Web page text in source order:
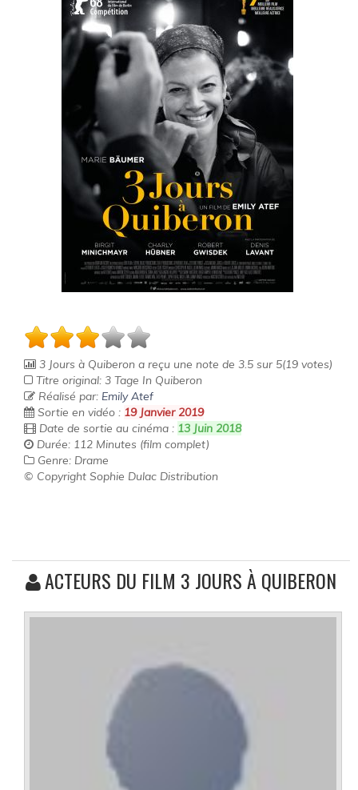
3 Jours à Quiberon a reçu une note de 3.5 sur 5(19 votes)
Titre original: 3 Tage In Quiberon
Réalisé par: Emily Atef
Sortie en vidéo : 19 Janvier 2019
Date de sortie au cinéma : 13 Juin 2018
Durée: 112 Minutes (film complet)
Genre: Drame
© Copyright Sophie Dulac Distribution
ACTEURS DU FILM 3 JOURS À QUIBERON